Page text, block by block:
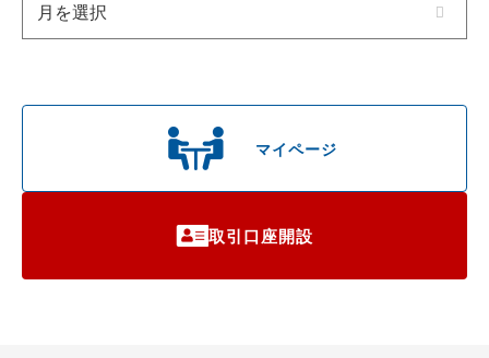
マイページ
取引口座開設